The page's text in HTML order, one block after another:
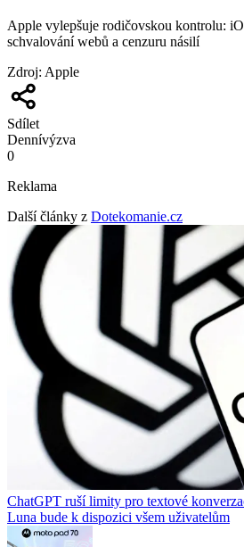
Apple vylepšuje rodičovskou kontrolu:
schvalování webů a cenzuru násilí
Zdroj: Apple
Sdílet
Dennívýzva
0
Reklama
Další články z Dotekomanie.cz
ChatGPT ruší limity pro textové
Luna bude k dispozici všem uživatelům